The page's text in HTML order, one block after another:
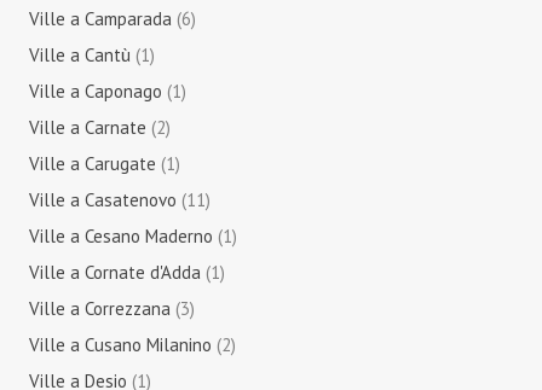
Ville a Camparada (6)
Ville a Cantù (1)
Ville a Caponago (1)
Ville a Carnate (2)
Ville a Carugate (1)
Ville a Casatenovo (11)
Ville a Cesano Maderno (1)
Ville a Cornate d'Adda (1)
Ville a Correzzana (3)
Ville a Cusano Milanino (2)
Ville a Desio (1)